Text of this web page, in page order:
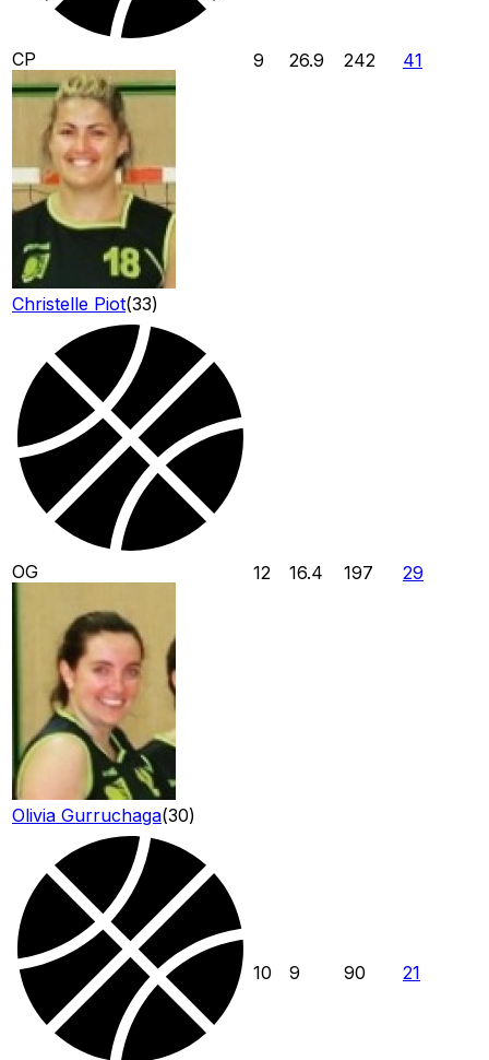
CP
Christelle Piot(33)
9 26.9 242 41
OG
Olivia Gurruchaga(30)
12 16.4 197 29
10 9 90 21